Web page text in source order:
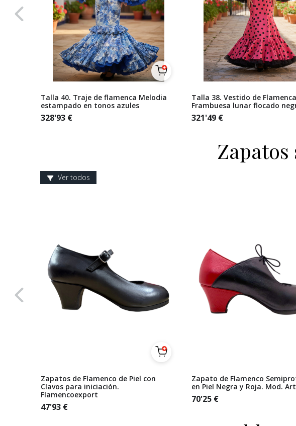
Talla 40. Traje de flamenca Melodia
estampado en tonos azules
328'93 €
Talla 38. Vestido de
Frambuesa lunar flocado
321'49 €
Ver todos
Zapatos de Flamenco de Piel con
Clavos para iniciación.
Flamencoexport
47'93 €
Zapato de Flamenco
en Piel Negra y Roja. Mod.
70'25 €